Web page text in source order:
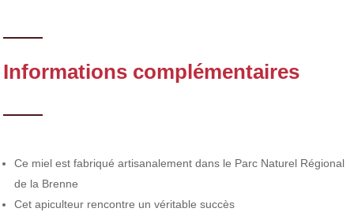
Informations complémentaires
Ce miel est fabriqué artisanalement dans le Parc Naturel Régional
de la Brenne
Cet apiculteur rencontre un véritable succès